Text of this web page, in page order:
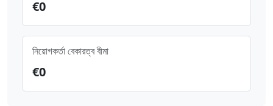
€0
নিয়োগকর্তা বেকারত্ব বীমা
€0